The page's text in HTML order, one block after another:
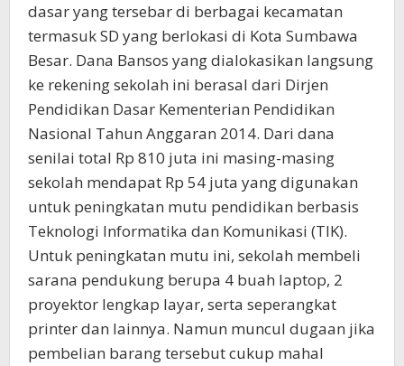
dasar yang tersebar di berbagai kecamatan
termasuk SD yang berlokasi di Kota Sumbawa
Besar. Dana Bansos yang dialokasikan langsung
ke rekening sekolah ini berasal dari Dirjen
Pendidikan Dasar Kementerian Pendidikan
Nasional Tahun Anggaran 2014. Dari dana
senilai total Rp 810 juta ini masing-masing
sekolah mendapat Rp 54 juta yang digunakan
untuk peningkatan mutu pendidikan berbasis
Teknologi Informatika dan Komunikasi (TIK).
Untuk peningkatan mutu ini, sekolah membeli
sarana pendukung berupa 4 buah laptop, 2
proyektor lengkap layar, serta seperangkat
printer dan lainnya. Namun muncul dugaan jika
pembelian barang tersebut cukup mahal